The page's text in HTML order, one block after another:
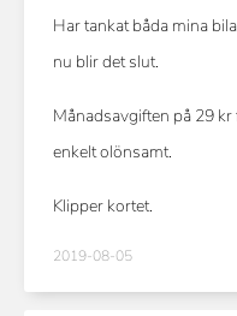
Har tankat båda mina
nu blir det slut.
Månadsavgiften på 29
enkelt olönsamt.
Klipper kortet.
2019-08-05